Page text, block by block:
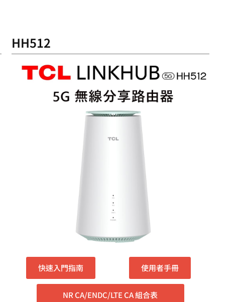
HH512
快速入門指南 使用者手冊
NR CA/ENDC/LTE CA 組合表